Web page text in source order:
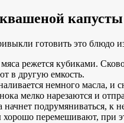
капусты
готовить это блюдо
режется кубиками.
в другую емкость.
немного масла, и
мелко нарезаются и
начнет подрумяниваться, к
перемешивают, при